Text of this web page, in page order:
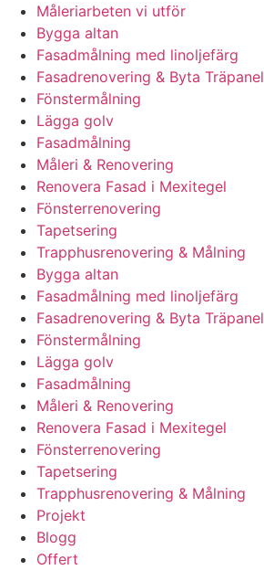
Måleriarbeten vi utför
Bygga altan
Fasadmålning med linoljefärg
Fasadrenovering & Byta Träpanel
Fönstermålning
Lägga golv
Fasadmålning
Måleri & Renovering
Renovera Fasad i Mexitegel
Fönsterrenovering
Tapetsering
Trapphusrenovering & Målning
Bygga altan
Fasadmålning med linoljefärg
Fasadrenovering & Byta Träpanel
Fönstermålning
Lägga golv
Fasadmålning
Måleri & Renovering
Renovera Fasad i Mexitegel
Fönsterrenovering
Tapetsering
Trapphusrenovering & Målning
Projekt
Blogg
Offert